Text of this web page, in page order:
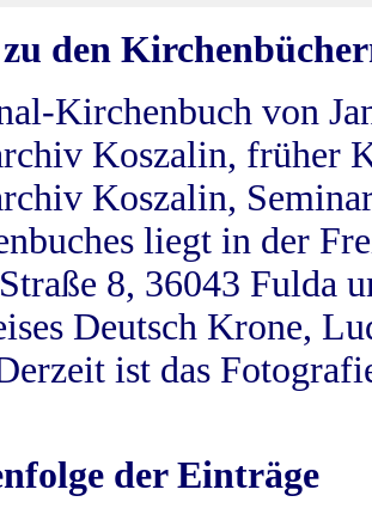
den
Kirchenbuch von
Koszalin, früher
Koszalin,
liegt in der
8, 36043 Fulda
Deutsch Krone,
ist das
der Einträge